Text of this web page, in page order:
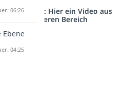
vernetzt: Hier ein Video aus
einem anderen Bereich
06:26
Ebene
04:25